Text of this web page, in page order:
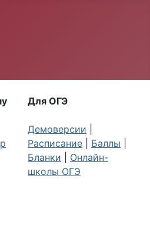
Для ОГЭ
Демоверсии
Расписание
Баллы
Бланки
Онлайн-
школы ОГЭ